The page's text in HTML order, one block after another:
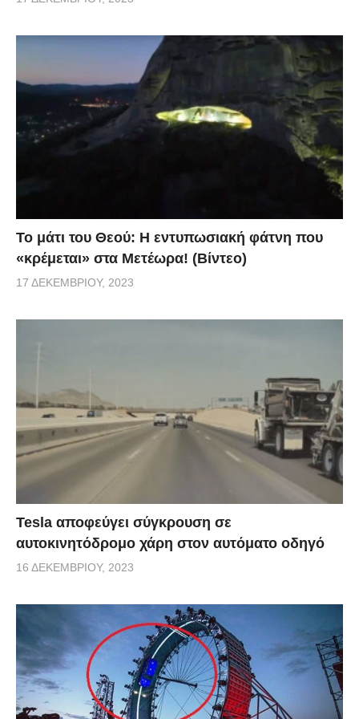
Το μάτι του Θεού: Η εντυπωσιακή φάτνη που
«κρέμεται» στα Μετέωρα! (Βίντεο)
17 ΔΕΚΕΜΒΡΊΟΥ, 2023
Tesla αποφεύγει σύγκρουση σε
αυτοκινητόδρομο χάρη στον αυτόματο οδηγό
16 ΔΕΚΕΜΒΡΊΟΥ, 2023